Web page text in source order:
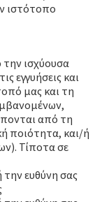
ιστότοπο
ισχύουσα
εγγυήσεις και
μας και τη
από τη
ποιότητα, και/ή
Τίποτα σε
την ευθύνη σας